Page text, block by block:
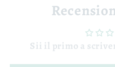
Sii il primo a